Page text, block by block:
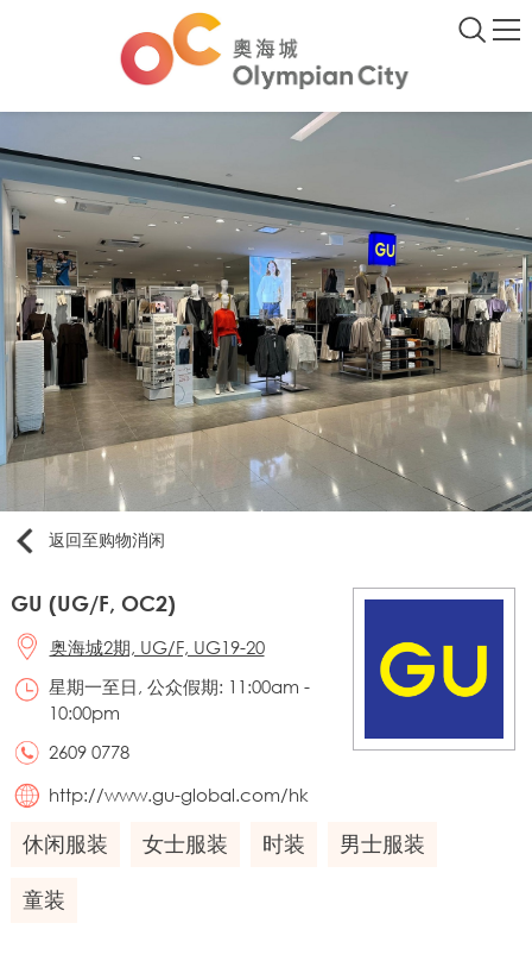
返回至购物消闲
GU (UG/F, OC2)
奥海城2期, UG/F, UG19-20
星期一至日, 公众假期: 11:00am -
10:00pm
2609 0778
http://www.gu-global.com/hk
休闲服装 女士服装 时装 男士服装
童装